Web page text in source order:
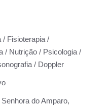
/ Fisioterapia /
/ Nutrição / Psicologia /
/ Doppler
do Amparo,